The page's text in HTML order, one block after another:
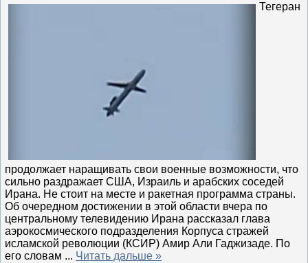
Тегеран
продолжает наращивать свои военные возможности, что
сильно раздражает США, Израиль и арабских соседей
Ирана. Не стоит на месте и ракетная программа страны.
Об очередном достижении в этой области вчера по
центральному телевидению Ирана рассказал глава
аэрокосмического подразделения Корпуса стражей
исламской революции (КСИР) Амир Али Гаджизаде. По
его словам ... Читать дальше »